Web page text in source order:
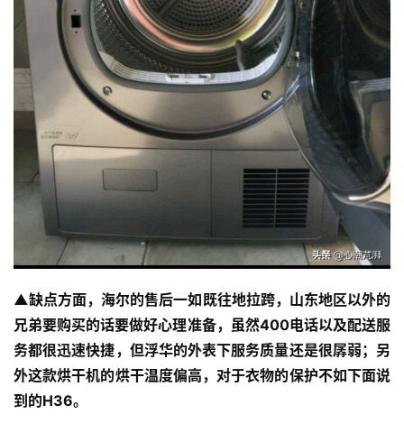
▲缺点方面，海尔的售后一如既往地拉跨，山东地区以外的
兄弟要购买的话要做好心理准备，虽然400电话以及配送服
务都很迅速快捷，但浮华的外表下服务质量还是很孱弱；另
外这款烘干机的烘干温度偏高，对于衣物的保护不如下面说
到的H36。